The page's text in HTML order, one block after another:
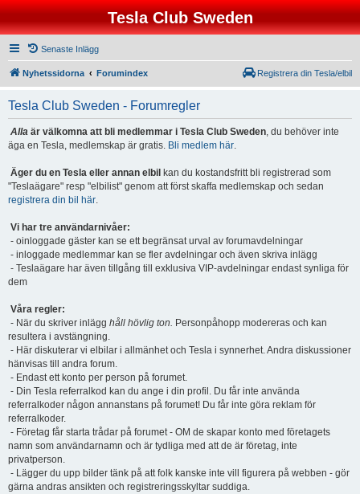
Tesla Club Sweden
Senaste Inlägg
Nyhetssidorna Forumindex Registrera din Tesla/elbil
Tesla Club Sweden - Forumregler
Alla är välkomna att bli medlemmar i Tesla Club Sweden, du behöver inte
äga en Tesla, medlemskap är gratis. Bli medlem här.
Äger du en Tesla eller annan elbil kan du kostandsfritt bli registrerad som
"Teslaägare" resp "elbilist" genom att först skaffa medlemskap och sedan
registrera din bil här.
Vi har tre användarnivåer:
- oinloggade gäster kan se ett begränsat urval av forumavdelningar
- inloggade medlemmar kan se fler avdelningar och även skriva inlägg
- Teslaägare har även tillgång till exklusiva VIP-avdelningar endast synliga för
dem
Våra regler:
- När du skriver inlägg håll hövlig ton. Personpåhopp modereras och kan
resultera i avstängning.
- Här diskuterar vi elbilar i allmänhet och Tesla i synnerhet. Andra diskussioner
hänvisas till andra forum.
- Endast ett konto per person på forumet.
- Din Tesla referralkod kan du ange i din profil. Du får inte använda
referralkoder någon annanstans på forumet! Du får inte göra reklam för
referralkoder.
- Företag får starta trådar på forumet - OM de skapar konto med företagets
namn som användarnamn och är tydliga med att de är företag, inte
privatperson.
- Lägger du upp bilder tänk på att folk kanske inte vill figurera på webben - gör
gärna andras ansikten och registreringsskyltar suddiga.